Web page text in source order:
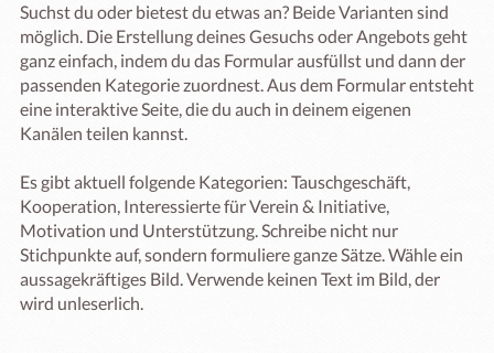
Suchst du oder bietest du etwas an? Beide Varianten sind
möglich. Die Erstellung deines Gesuchs oder Angebots geht
ganz einfach, indem du das Formular ausfüllst und dann der
passenden Kategorie zuordnest. Aus dem Formular entsteht
eine interaktive Seite, die du auch in deinem eigenen
Kanälen teilen kannst.
Es gibt aktuell folgende Kategorien: Tauschgeschäft,
Kooperation, Interessierte für Verein & Initiative,
Motivation und Unterstützung. Schreibe nicht nur
Stichpunkte auf, sondern formuliere ganze Sätze. Wähle ein
aussagekräftiges Bild. Verwende keinen Text im Bild, der
wird unleserlich.